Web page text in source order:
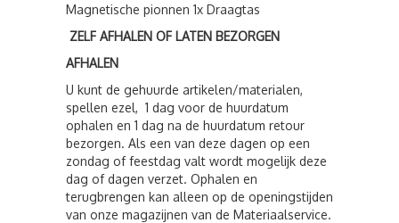
Magnetische pionnen 1x Draagtas
ZELF AFHALEN OF LATEN BEZORGEN
AFHALEN
U kunt de gehuurde artikelen/materialen,
spellen ezel, 1 dag voor de huurdatum
ophalen en 1 dag na de huurdatum retour
bezorgen. Als een van deze dagen op een
zondag of feestdag valt wordt mogelijk deze
dag of dagen verzet. Ophalen en
terugbrengen kan alleen op de openingstijden
van onze magazijnen van de Materiaalservice.